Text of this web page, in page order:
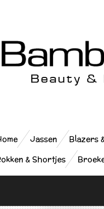
Jassen Blazers
& Shortjes